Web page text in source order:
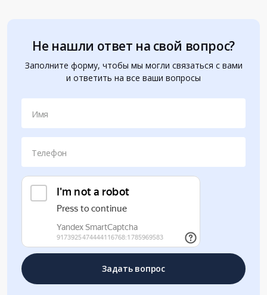
Не нашли ответ на свой вопрос?
Заполните форму, чтобы мы могли связаться с вами
и ответить на все ваши вопросы
Имя
Телефон
Задать вопрос